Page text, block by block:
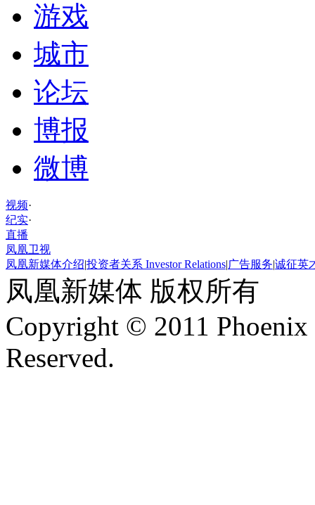
游戏
城市
论坛
博报
微博
视频·
纪实·
直播
凤凰卫视
凤凰新媒体介绍|投资者关系 Investor Relations|广告服务|诚征英
凤凰新媒体 版权所有
Copyright © 2011
Reserved.